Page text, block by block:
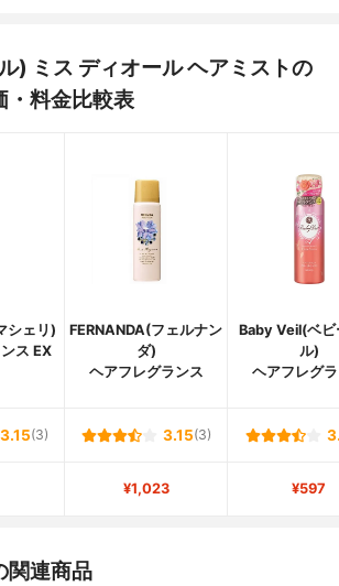
) ミス ディオール ヘアミストの
・料金比較表
シェリ)
ス EX
FERNANDA(フェルナン
ダ)
ヘアフレグランス
Baby Veil(ベビ
ル)
ヘアフレグ
3.15(3) 3.15(3)
¥1,023 ¥597
関連商品